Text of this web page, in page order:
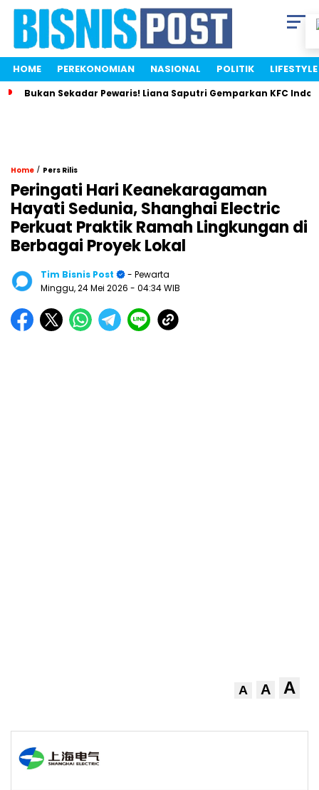
HOME PEREKONOMIAN NASIONAL POLITIK LIFESTYLE
Bukan Sekadar Pewaris! Liana Saputri Gemparkan KFC
Home / Pers Rilis
Peringati Hari Keanekaragaman
Hayati Sedunia, Shanghai Electric
Perkuat Praktik Ramah Lingkungan di
Berbagai Proyek Lokal
Tim Bisnis Post
- Pewarta
Minggu, 24 Mei 2026 - 04:34 WIB
A A A